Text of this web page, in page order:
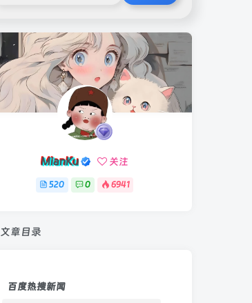
MianKu 关注
520 0 6941
文章目录
百度热搜新闻